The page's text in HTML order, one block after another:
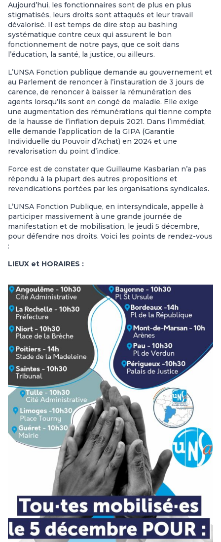
Aujourd’hui, les fonctionnaires sont de plus en plus
stigmatisés, leurs droits sont attaqués et leur travail
dévalorisé. Il est temps de dire stop au bashing
systématique contre ceux qui assurent le bon
fonctionnement de notre pays, que ce soit dans
l’éducation, la santé, la justice, ou ailleurs.
L’UNSA Fonction publique demande au gouvernement et
au Parlement de renoncer à l’instauration de 3 jours de
carence, de renoncer à baisser la rémunération des
agents lorsqu’ils sont en congé de maladie. Elle exige
une augmentation des rémunérations qui tienne compte
de la hausse de l’inflation depuis 2021. Dans l’immédiat,
elle demande l’application de la GIPA (Garantie
Individuelle du Pouvoir d’Achat) en 2024 et une
revalorisation du point d’indice.
Force est de constater que Guillaume Kasbarian n’a pas
répondu à la plupart des autres propositions et
revendications portées par les organisations syndicales.
L’UNSA Fonction Publique, en intersyndicale, appelle à
participer massivement à une grande journée de
manifestation et de mobilisation, le jeudi 5 décembre,
pour défendre nos droits. Voici les points de rendez-vous
:
LIEUX et HORAIRES :